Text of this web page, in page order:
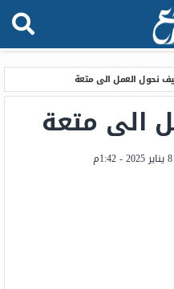
نحول العمل الى متعة
الى متعة
8 يناير 2025 - 1:42م